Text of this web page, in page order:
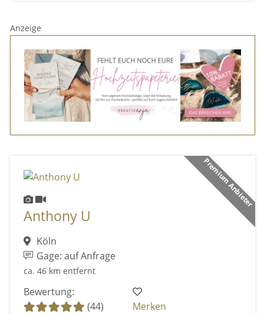
Anzeige
Premium Anbieter
Anthony U
Köln
Gage: auf Anfrage
ca. 46 km entfernt
Bewertung:
(44)
Merken